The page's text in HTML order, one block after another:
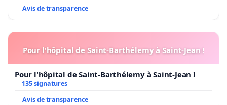
Avis de transparence
Pour l'hôpital de Saint-Barthélemy à Saint-Jean !
Pour l'hôpital de Saint-Barthélemy à Saint-Jean !
135 signatures
Avis de transparence